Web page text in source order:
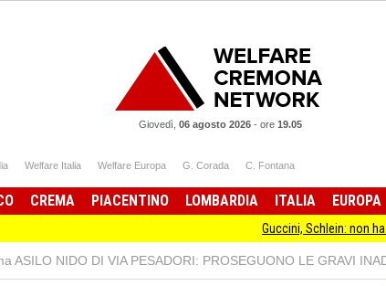
Giovedì, 06 agosto 2026- ore 19.05
Welfare Italia Welfare Europa G. Corada C. Fontana
CREMA PIACENTINO LOMBARDIA ITALIA EUROPA
Guccini, Schlein: non ha mai smesso
ASILO NIDO DI VIA PESADORI: PROSEGUONO LE GRAVI